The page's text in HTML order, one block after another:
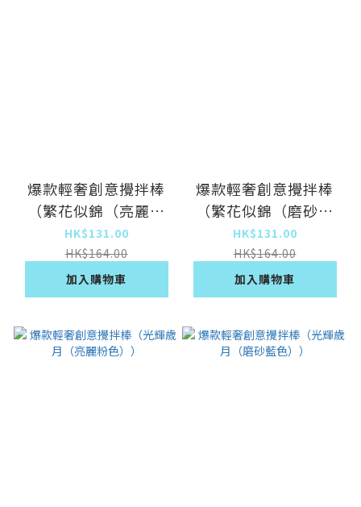
爆款輕奢創意攪拌棒
（繁花似錦（亮麗粉
色））
HK$131.00
HK$164.00
加入購物車
爆款輕奢創意攪拌棒
（繁花似錦（磨砂藍
色））
HK$131.00
HK$164.00
加入購物車